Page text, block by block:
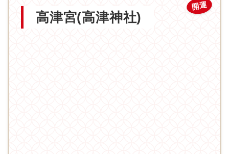
開運
高津宮(高津神社)